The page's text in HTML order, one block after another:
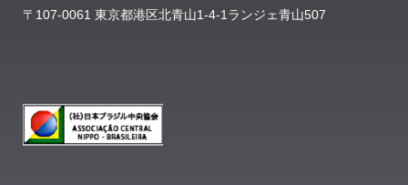
〒107-0061 東京都港区北青山1-4-1ランジェ青山507